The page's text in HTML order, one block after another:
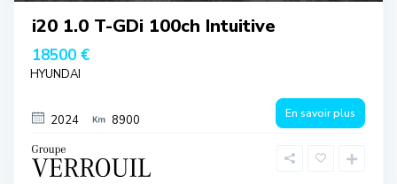
i20 1.0 T-GDi 100ch Intuitive
18500 €
HYUNDAI
2024 8900 En savoir plus